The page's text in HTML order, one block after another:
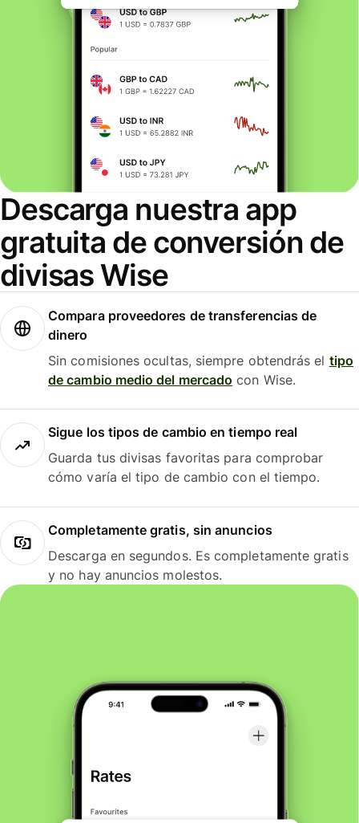
Descarga nuestra app
gratuita de conversión de
divisas Wise
Compara proveedores de transferencias de
dinero
Sin comisiones ocultas, siempre obtendrás el tipo
de cambio medio del mercado con Wise.
Sigue los tipos de cambio en tiempo real
Guarda tus divisas favoritas para comprobar
cómo varía el tipo de cambio con el tiempo.
Completamente gratis, sin anuncios
Descarga en segundos. Es completamente gratis
y no hay anuncios molestos.